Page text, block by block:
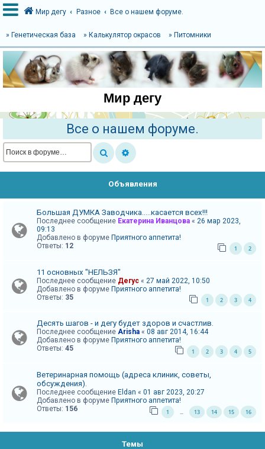
В
х
о
Р
е
г
с
р
я
е
е
Мир дегу Разное Все о нашем форуме.
» Генетическая база » Калькулятор окрасов » Питомники
Мир дегу
Все о нашем форуме.
Объявления
Большая ДУМКА Заводчика.....касается всех!!!
Последнее сообщение Екатерина Иванцова « 26 мар 2023,
09:13
Добавлено в форуме Приятного аппетита!
Ответы: 12 1 2
11 основных "НЕЛЬЗЯ"
Последнее сообщение Дегус « 27 май 2022, 10:50
Добавлено в форуме Приятного аппетита!
Ответы: 35 1 2 3 4
Десять шагов - и дегу будет здоров и счастлив.
Последнее сообщение Arisha « 08 авг 2014, 16:44
Добавлено в форуме Приятного аппетита!
Ответы: 45 1 2 3 4 5
Ветеринарная помощь (адреса клиник, советы,
обсуждения).
Последнее сообщение Eldan « 01 авг 2023, 20:27
Добавлено в форуме Приятного аппетита!
Ответы: 156 1 13 14 15 16
Темы